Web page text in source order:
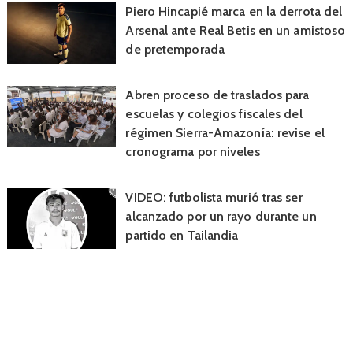
Piero Hincapié marca en la derrota del
Arsenal ante Real Betis en un amistoso
de pretemporada
Abren proceso de traslados para
escuelas y colegios fiscales del
régimen Sierra-Amazonía: revise el
cronograma por niveles
VIDEO: futbolista murió tras ser
alcanzado por un rayo durante un
partido en Tailandia